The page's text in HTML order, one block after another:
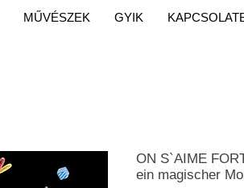
MŰVÉSZEK GYIK
ON S`AIME
ein magischer